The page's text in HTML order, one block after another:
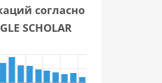
согласно
SCHOLAR